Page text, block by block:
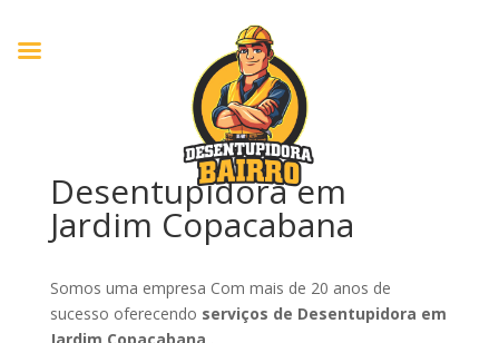
Desentupidora em
Jardim Copacabana
Somos uma empresa Com mais de 20 anos de
sucesso oferecendo serviços de Desentupidora em